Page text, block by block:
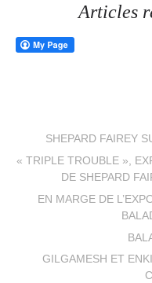
Articles
SHEPARD FAIREY
« TRIPLE TROUBLE »,
DE SHEPARD
EN MARGE DE
GILGAMESH ET